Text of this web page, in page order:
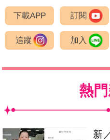
下載APP 訂閱
追蹤 加入
熱
新